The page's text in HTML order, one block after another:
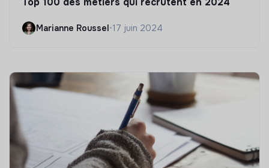
Marianne Roussel•17 juin 2024